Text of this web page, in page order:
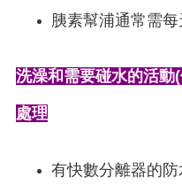
胰素幫浦通常需每
洗澡和需要碰水的活動
處理
有快數分離器的